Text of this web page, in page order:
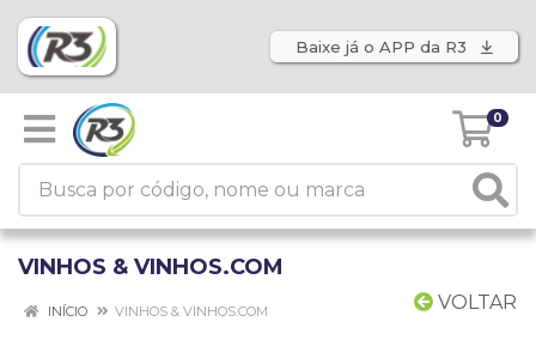
Baixe já o APP da R3
0
VINHOS & VINHOS.COM
VOLTAR
INÍCIO VINHOS & VINHOS.COM